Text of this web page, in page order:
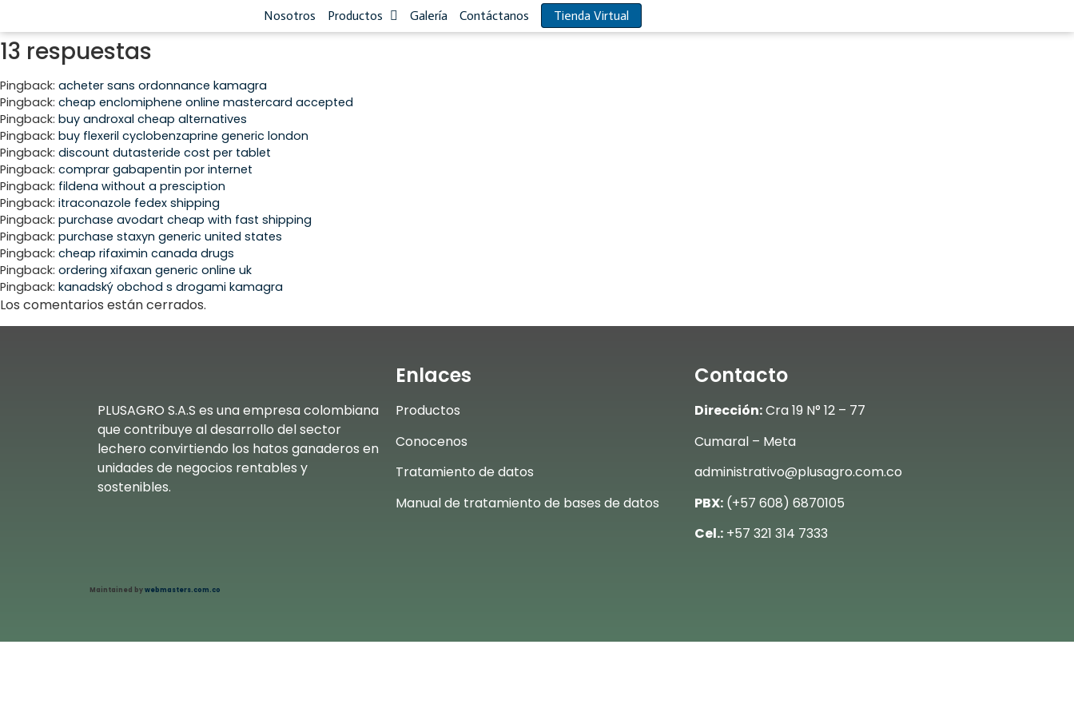
Nosotros Productos Galería Contáctanos Tienda Virtual
13 respuestas
Pingback: acheter sans ordonnance kamagra
Pingback: cheap enclomiphene online mastercard accepted
Pingback: buy androxal cheap alternatives
Pingback: buy flexeril cyclobenzaprine generic london
Pingback: discount dutasteride cost per tablet
Pingback: comprar gabapentin por internet
Pingback: fildena without a presciption
Pingback: itraconazole fedex shipping
Pingback: purchase avodart cheap with fast shipping
Pingback: purchase staxyn generic united states
Pingback: cheap rifaximin canada drugs
Pingback: ordering xifaxan generic online uk
Pingback: kanadský obchod s drogami kamagra
Los comentarios están cerrados.
PLUSAGRO S.A.S es una empresa colombiana
que contribuye al desarrollo del sector
lechero convirtiendo los hatos ganaderos en
unidades de negocios rentables y
sostenibles.
Enlaces
Productos
Conocenos
Tratamiento de datos
Manual de tratamiento de bases de datos
Contacto
Dirección:Cra 19 N° 12 – 77
Cumaral – Meta
administrativo@plusagro.com.co
PBX:(+57 608) 6870105
Cel.:+57 321 314 7333
Maintained bywebmasters.com.co